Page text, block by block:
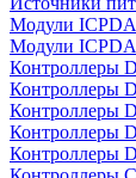
Модули
Модули
Контроллеры
Контроллеры
Контроллеры
Контроллеры
Контроллеры